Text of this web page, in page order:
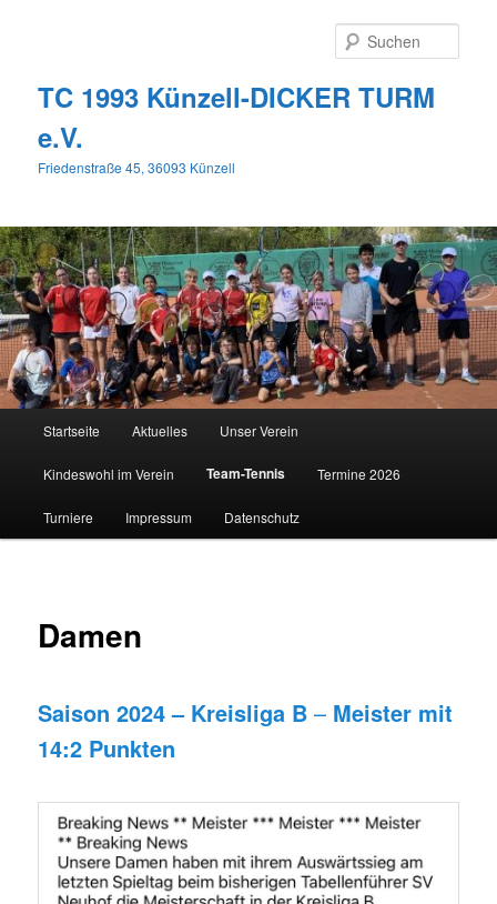
TC 1993 Künzell-DICKER TURM
e.V.
Friedenstraße 45, 36093 Künzell
Startseite Aktuelles Unser Verein
Kindeswohl im Verein Team-Tennis Termine 2026
Turniere Impressum Datenschutz
Damen
Saison 2024 – Kreisliga B – Meister mit
14:2 Punkten